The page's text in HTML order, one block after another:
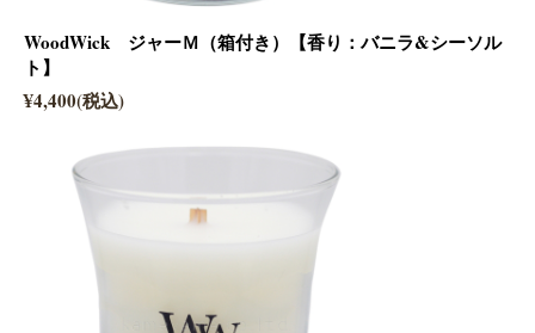
WoodWick ジャーＭ（箱付き）【香り：バニラ&シーソル
ト】
¥4,400(税込)